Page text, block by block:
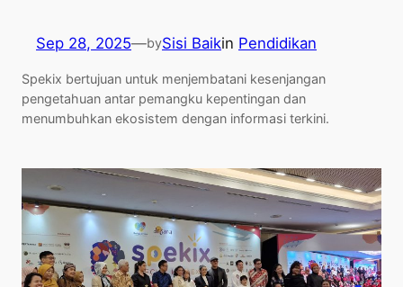
Sep 28, 2025—bySisi Baikin Pendidikan
Spekix bertujuan untuk menjembatani kesenjangan
pengetahuan antar pemangku kepentingan dan
menumbuhkan ekosistem dengan informasi terkini.